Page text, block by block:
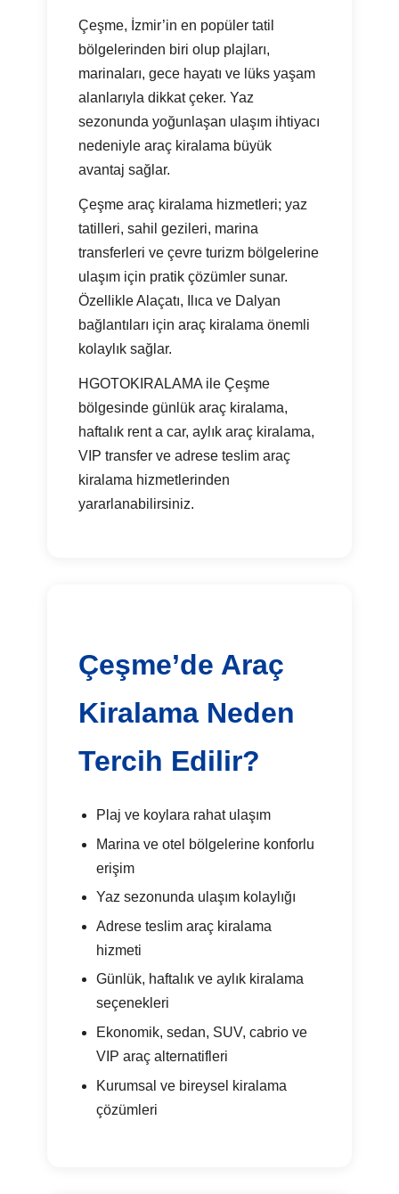
Çeşme, İzmir’in en popüler tatil
bölgelerinden biri olup plajları,
marinaları, gece hayatı ve lüks yaşam
alanlarıyla dikkat çeker. Yaz
sezonunda yoğunlaşan ulaşım ihtiyacı
nedeniyle araç kiralama büyük
avantaj sağlar.
Çeşme araç kiralama hizmetleri; yaz
tatilleri, sahil gezileri, marina
transferleri ve çevre turizm bölgelerine
ulaşım için pratik çözümler sunar.
Özellikle Alaçatı, Ilıca ve Dalyan
bağlantıları için araç kiralama önemli
kolaylık sağlar.
HGOTOKIRALAMA ile Çeşme
bölgesinde günlük araç kiralama,
haftalık rent a car, aylık araç kiralama,
VIP transfer ve adrese teslim araç
kiralama hizmetlerinden
yararlanabilirsiniz.
Çeşme’de Araç
Kiralama Neden
Tercih Edilir?
Plaj ve koylara rahat ulaşım
Marina ve otel bölgelerine konforlu
erişim
Yaz sezonunda ulaşım kolaylığı
Adrese teslim araç kiralama
hizmeti
Günlük, haftalık ve aylık kiralama
seçenekleri
Ekonomik, sedan, SUV, cabrio ve
VIP araç alternatifleri
Kurumsal ve bireysel kiralama
çözümleri